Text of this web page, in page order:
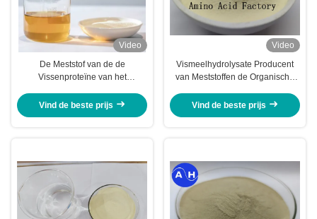
Video
De Meststof van de de
Vissenproteïne van het
Vind de beste prijs
Video
Vismeelhydrolysate Producent
van Meststoffen de Organische
Vind de beste prijs